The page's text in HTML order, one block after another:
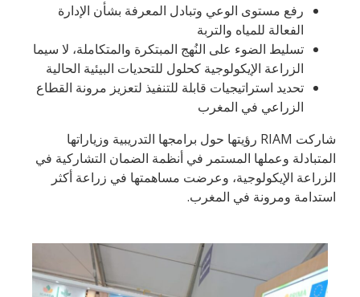
رفع مستوى الوعي وتبادل المعرفة بشأن الإدارة
الفعالة للمياه والتربة
تسليط الضوء على النُهج المبتكرة والمتكاملة، لا سيما
الزراعة الإيكولوجية كحلول للتحديات البيئية الحالية
تحديد استراتيجيات قابلة للتنفيذ لتعزيز مرونة القطاع
الزراعي في المغرب
شاركت RIAM رؤيتها حول برامجها التدريبية وزياراتها
المتبادلة وعملها المستمر في أنظمة الضمان التشاركية في
الزراعة الإيكولوجية، وعرضت مساهمتها في زراعة أكثر
استدامة ومرونة في المغرب.